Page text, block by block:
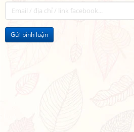
Gửi bình luận